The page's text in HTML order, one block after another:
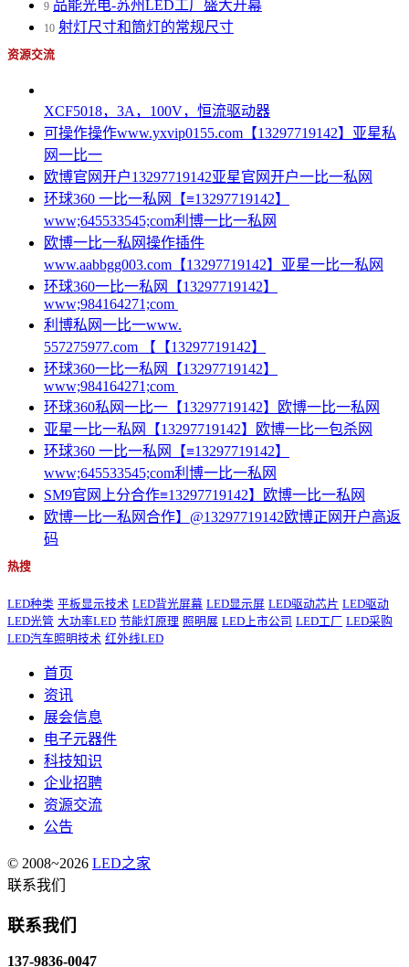
9 品能光电-苏州LED工厂盛大开幕
10 射灯尺寸和筒灯的常规尺寸
资源交流
XCF5018，3A，100V，恒流驱动器
可操作操作www.yxvip0155.com【13297719142】亚星私
网一比一
欧博官网开户13297719142亚星官网开户一比一私网
环球360 一比一私网【≡13297719142】
www;645533545;com利博一比一私网
欧博一比一私网操作插件
www.aabbgg003.com【13297719142】亚星一比一私网
环球360一比一私网【13297719142】
www;984164271;com
利博私网一比一www.
557275977.com 【【13297719142】
环球360一比一私网【13297719142】
www;984164271;com
环球360私网一比一【13297719142】欧博一比一私网
亚星一比一私网【13297719142】欧博一比一包杀网
环球360 一比一私网【≡13297719142】
www;645533545;com利博一比一私网
SM9官网上分合作≡13297719142】欧博一比一私网
欧博一比一私网合作】@13297719142欧博正网开户高返
码
热搜
LED种类 平板显示技术 LED背光屏幕 LED显示屏 LED驱动芯片 LED驱动
LED光管 大功率LED 节能灯原理 照明展 LED上市公司 LED工厂 LED采购
LED汽车照明技术 红外线LED
首页
资讯
展会信息
电子元器件
科技知识
企业招聘
资源交流
公告
© 2008~2026 LED之家
联系我们
联系我们
137-9836-0047